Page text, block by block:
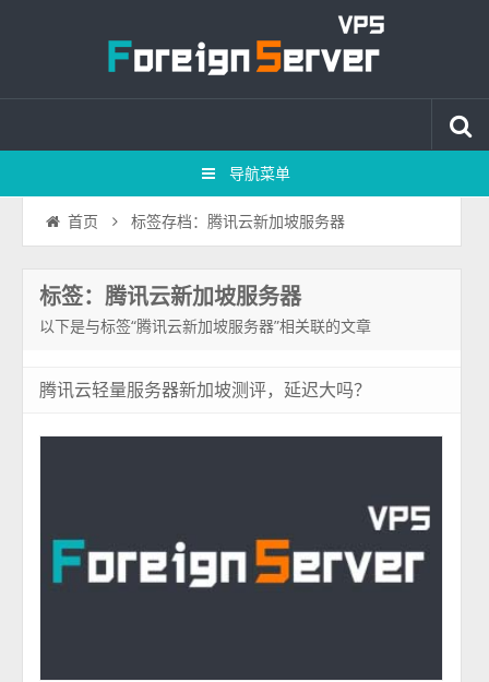
导航菜单
首页 标签存档：腾讯云新加坡服务器
标签：腾讯云新加坡服务器
以下是与标签“腾讯云新加坡服务器”相关联的文章
腾讯云轻量服务器新加坡测评，延迟大吗？